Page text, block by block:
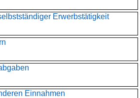
Erwerbstätigkeit
Einnahmen